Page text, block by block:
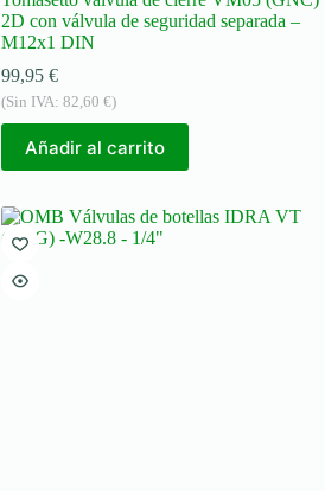
2D con válvula de seguridad separada –
M12x1 DIN
99,95 €
(Sin IVA: 82,60 €)
Añadir al carrito